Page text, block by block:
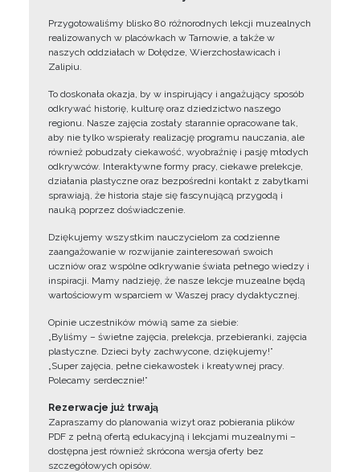
Przygotowaliśmy blisko 80 różnorodnych lekcji muzealnych
realizowanych w placówkach w Tarnowie, a także w
naszych oddziałach w Dołędze, Wierzchosławicach i
Zalipiu.
To doskonała okazja, by w inspirujący i angażujący sposób
odkrywać historię, kulturę oraz dziedzictwo naszego
regionu. Nasze zajęcia zostały starannie opracowane tak,
aby nie tylko wspierały realizację programu nauczania, ale
również pobudzały ciekawość, wyobraźnię i pasję młodych
odkrywców. Interaktywne formy pracy, ciekawe prelekcje,
działania plastyczne oraz bezpośredni kontakt z zabytkami
sprawiają, że historia staje się fascynującą przygodą i
nauką poprzez doświadczenie.
Dziękujemy wszystkim nauczycielom za codzienne
zaangażowanie w rozwijanie zainteresowań swoich
uczniów oraz wspólne odkrywanie świata pełnego wiedzy i
inspiracji. Mamy nadzieję, że nasze lekcje muzealne będą
wartościowym wsparciem w Waszej pracy dydaktycznej.
Opinie uczestników mówią same za siebie:
„Byliśmy – świetne zajęcia, prelekcja, przebieranki, zajęcia
plastyczne. Dzieci były zachwycone, dziękujemy!”
„Super zajęcia, pełne ciekawostek i kreatywnej pracy.
Polecamy serdecznie!”
Rezerwacje już trwają
Zapraszamy do planowania wizyt oraz pobierania plików
PDF z pełną ofertą edukacyjną i lekcjami muzealnymi –
dostępna jest również skrócona wersja oferty bez
szczegółowych opisów.